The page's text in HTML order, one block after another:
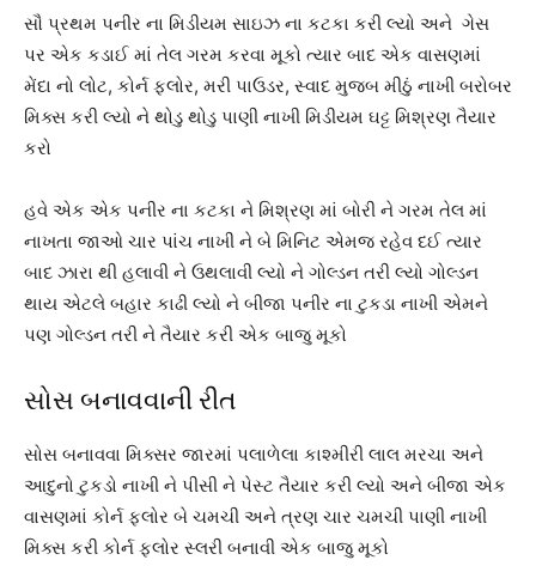
સૌ પ્રથમ પનીર ના મિડીયમ સાઇઝ ના કટકા કરી લ્યો અને ગેસ
પર એક કડાઈ માં તેલ ગરમ કરવા મૂકો ત્યાર બાદ એક વાસણમાં
મેંદા નો લોટ, કોર્ન ફ્લોર, મરી પાઉડર, સ્વાદ મુજબ મીઠું નાખી બરોબર
મિક્સ કરી લ્યો ને થોડુ થોડુ પાણી નાખી મિડીયમ ઘટ્ટ મિશ્રણ તૈયાર
કરો
હવે એક એક પનીર ના કટકા ને મિશ્રણ માં બોરી ને ગરમ તેલ માં
નાખતા જાઓ ચાર પાંચ નાખી ને બે મિનિટ એમજ રહેવ દઈ ત્યાર
બાદ ઝારા થી હલાવી ને ઉથલાવી લ્યો ને ગોલ્ડન તરી લ્યો ગોલ્ડન
થાય એટલે બહાર કાઢી લ્યો ને બીજા પનીર ના ટુકડા નાખી એમને
પણ ગોલ્ડન તરી ને તૈયાર કરી એક બાજુ મૂકો
સોસ બનાવવાની રીત
સોસ બનાવવા મિક્સર જારમાં પલાળેલા કાશ્મીરી લાલ મરચા અને
આદુનો ટુકડો નાખી ને પીસી ને પેસ્ટ તૈયાર કરી લ્યો અને બીજા એક
વાસણમાં કોર્ન ફ્લોર બે ચમચી અને ત્રણ ચાર ચમચી પાણી નાખી
મિક્સ કરી કોર્ન ફ્લોર સ્લરી બનાવી એક બાજુ મૂકો